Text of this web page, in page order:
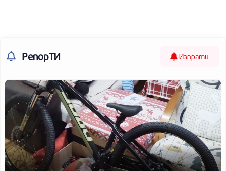
РепорТИ Изпрати